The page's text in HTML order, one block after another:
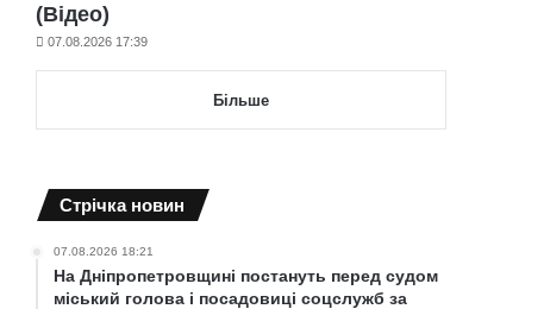
(Відео)
07.08.2026 17:39
Більше
Cтрічка новин
07.08.2026 18:21
На Дніпропетровщині постануть перед судом
міський голова і посадовиці соцслужб за